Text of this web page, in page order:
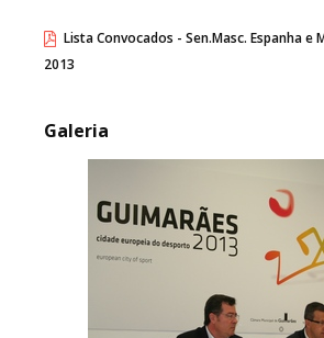
Lista Convocados - Sen.Masc. Espanha e
2013
Galeria